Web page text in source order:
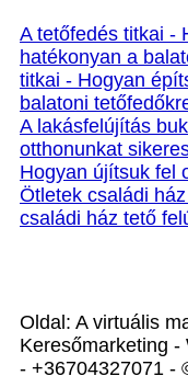
A tetőfedés titkai -
hatékonyan a
titkai - Hogyan
balatoni
A lakásfelújítás
otthonunkat
Hogyan újítsuk fel
Ötletek családi
családi ház tető
Oldal: A virtuális
Keresőmarketing
- +36704327071 -